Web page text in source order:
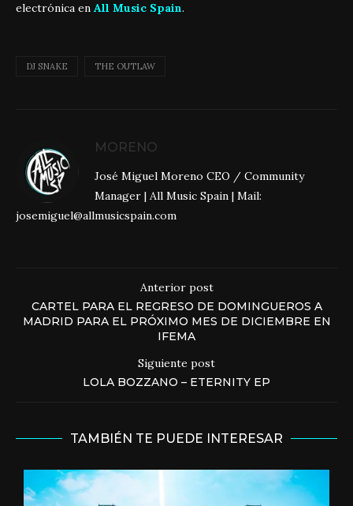
electrónica en All Music Spain.
DJ SNAKE THE OUTLAW
MORENO
José Miguel Moreno CEO / Community
Manager | All Music Spain | Mail:
josemiguel@allmusicspain.com
Anterior post
CARTEL PARA EL REGRESO DE DOMINGUEROS A
MADRID PARA EL PRÓXIMO MES DE DICIEMBRE EN
IFEMA
Siguiente post
LOLA BOZZANO – ETERNITY EP
TAMBIÉN TE PUEDE INTERESAR